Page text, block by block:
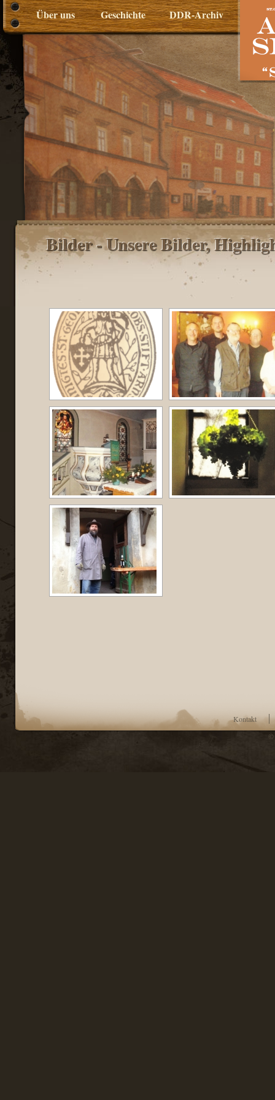
Über uns Geschichte DDR-Archiv
Bilder - Unsere Bilder,
Kontakt
©